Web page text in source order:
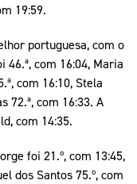
19:59.
portuguesa, com o
46.ª, com 16:04, Maria
com 16:10, Stela
72.ª, com 16:33. A
com 14:35.
foi 21.º, com 13:45,
dos Santos 75.º, com